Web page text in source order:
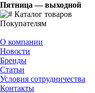
Пятница — выходной
Каталог товаров
Покупателям
О компании
Новости
Бренды
Статьи
Условия сотрудничества
Контакты